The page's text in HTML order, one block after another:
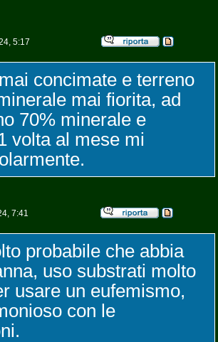
5:17
concimate e terreno
mai fiorita, ad
70% minerale e
volta al mese mi
7:41
probabile che abbia
uso substrati molto
usare un eufemismo,
con le